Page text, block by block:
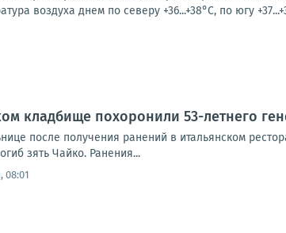
воздуха днем по северу +36...+38°С, по югу
кладбище похоронили 53-летнего
после получения ранений в итальянском
зять Чайко. Ранения...
08:01